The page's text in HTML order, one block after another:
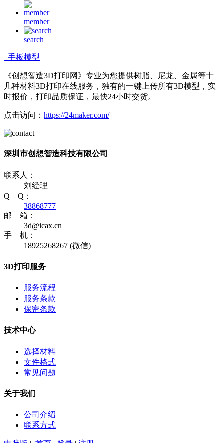
member
search
手板模型
《创想智造3D打印网》专业为您提供树脂、尼龙、金属等十
几种材料3D打印在线服务，独有的一键上传所有3D模型，实
时报价，打印品质保证，最快24小时交货。
点击访问： https://24maker.com/
深圳市创想智造科技有限公司
联系人：
刘经理
Q Q：
38868777
邮 箱：
3d@icax.cn
手 机：
18925268267 (微信)
3D打印服务
服务流程
服务条款
保密条款
技术中心
选择材料
文件格式
常见问题
关于我们
公司介绍
联系方式